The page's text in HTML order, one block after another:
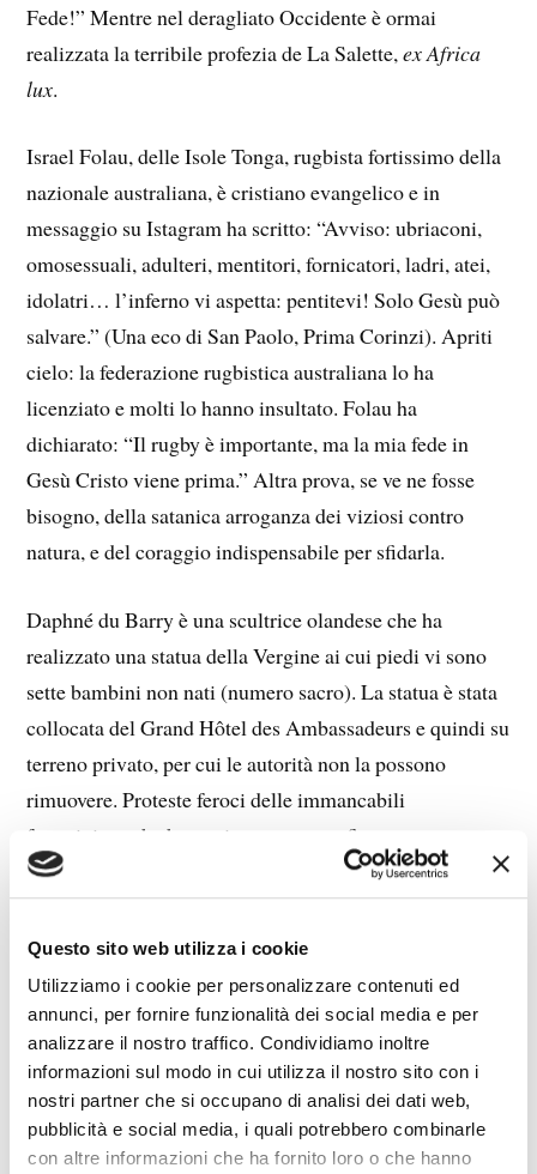
Questo sito web utilizza i cookie
Utilizziamo i cookie per personalizzare contenuti ed
annunci, per fornire funzionalità dei social media e per
analizzare il nostro traffico. Condividiamo inoltre
informazioni sul modo in cui utilizza il nostro sito con i
nostri partner che si occupano di analisi dei dati web,
pubblicità e social media, i quali potrebbero combinarle
con altre informazioni che ha fornito loro o che hanno
Fede!” Mentre nel deragliato Occidente è ormai
realizzata la terribile profezia de La Salette,ex Africa
lux.
Israel Folau, delle Isole Tonga, rugbista fortissimo della
nazionale australiana, è cristiano evangelico e in
messaggio su Istagram ha scritto: “Avviso: ubriaconi,
omosessuali, adulteri, mentitori, fornicatori, ladri, atei,
idolatri… l’inferno vi aspetta: pentitevi! Solo Gesù può
salvare.” (Una eco di San Paolo, Prima Corinzi). Apriti
cielo: la federazione rugbistica australiana lo ha
licenziato e molti lo hanno insultato. Folau ha
dichiarato: “Il rugby è importante, ma la mia fede in
Gesù Cristo viene prima.” Altra prova, se ve ne fosse
bisogno, della satanica arroganza dei viziosi contro
natura, e del coraggio indispensabile per sfidarla.
Daphné du Barry è una scultrice olandese che ha
realizzato una statua della Vergine ai cui piedi vi sono
sette bambini non nati (numero sacro). La statua è stata
collocata del Grand Hôtel des Ambassadeurs e quindi su
terreno privato, per cui le autorità non la possono
rimuovere. Proteste feroci delle immancabili
femministe, che hanno inscenato una finta
inaugurazione della statua ribattezzata “Nostra Signora
della libertà di scelta”, cioè dell’aborto, alla presenza di
una femmina in topless dipinta di viola. Disgustosa
sceneggiata che si commenta da sola.
Jason Jones è un produttore cinematografico molto
amato dai gruppi pro-life. Negli anni a cavallo fra gli
Ottanta e i Novanta del secolo scorso ha avuto
un’esperienza che lo ha segnato: aveva messo incinta